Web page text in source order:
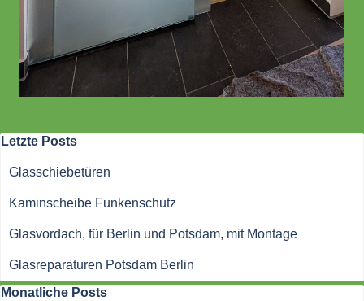
Block überspringen Letzte Posts
Letzte Posts
Glasschiebetüren
Kaminscheibe Funkenschutz
Glasvordach, für Berlin und Potsdam, mit Montage
Glasreparaturen Potsdam Berlin
Block überspringen Monatliche Posts
Monatliche Posts